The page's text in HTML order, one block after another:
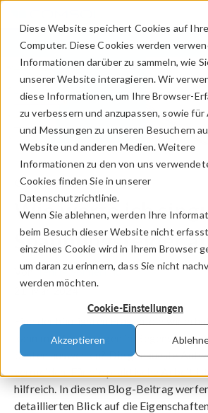
Diese Website speichert Cookies auf
Computer. Diese Cookies werden
Informationen darüber zu sammeln, wie
unserer Website interagieren. Wir
diese Informationen, um Ihre Browser-
zu verbessern und anzupassen, sowie für
und Messungen zu unseren Besuchern
Website und anderen Medien. Weitere
Informationen zu den von uns
Cookies finden Sie in unserer
Datenschutzrichtlinie.
Wenn Sie ablehnen, werden Ihre
beim Besuch dieser Website nicht
einzelnes Cookie wird in Ihrem Browser
um daran zu erinnern, dass Sie nicht
werden möchten.
Cookie-Einstellungen
Akzeptieren
ANMELDEN
COMSOL Blog
Wie werte ich
Spannungsfelder
Von Henrik Sönnerlind
Eine der häufigsten Fragen, die wir
kann man Spannungen in Gegenwart
besten auswerten? Die genaueste
vermeiden. Für die praktische Arbeit
hilfreich. In diesem Blog-Beitrag
detaillierten Blick auf die